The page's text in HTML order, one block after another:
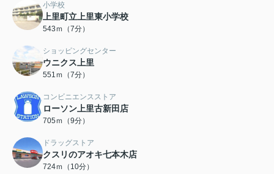
小学校
上里町立上里東小学校
543ｍ（7分）
ショッピングセンター
ウニクス上里
551ｍ（7分）
コンビニエンスストア
ローソン上里古新田店
705ｍ（9分）
ドラッグストア
クスリのアオキ七本木店
724ｍ（10分）